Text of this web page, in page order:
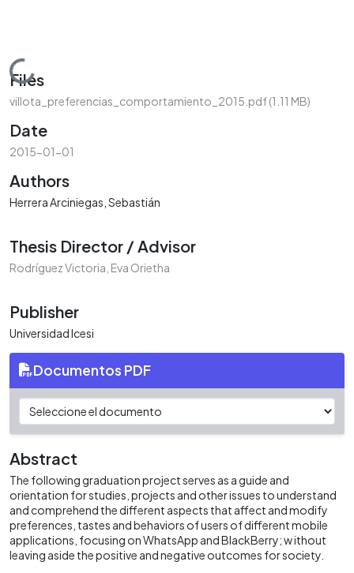
Loading...
Files
villota_preferencias_comportamiento_2015.pdf(1.11 MB)
Date
2015-01-01
Authors
Herrera Arciniegas, Sebastián
Thesis Director / Advisor
Rodríguez Victoria, Eva Orietha
Publisher
Universidad Icesi
Documentos PDF
Abstract
The following graduation project serves as a guide and
orientation for studies, projects and other issues to understand
and comprehend the different aspects that affect and modify
preferences, tastes and behaviors of users of different mobile
applications, focusing on WhatsApp and BlackBerry; w ithout
leaving aside the positive and negative outcomes for society.